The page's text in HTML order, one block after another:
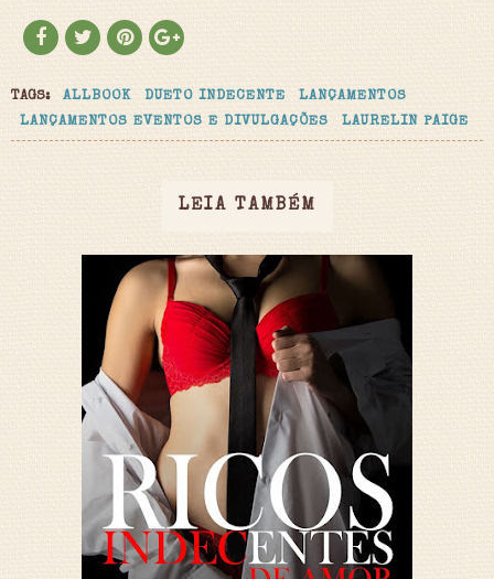
TAGS: ALLBOOK DUETO INDECENTE
LANÇAMENTOS
LANÇAMENTOS EVENTOS E DIVULGAÇÕES
LAURELIN PAIGE
LEIA TAMBÉM